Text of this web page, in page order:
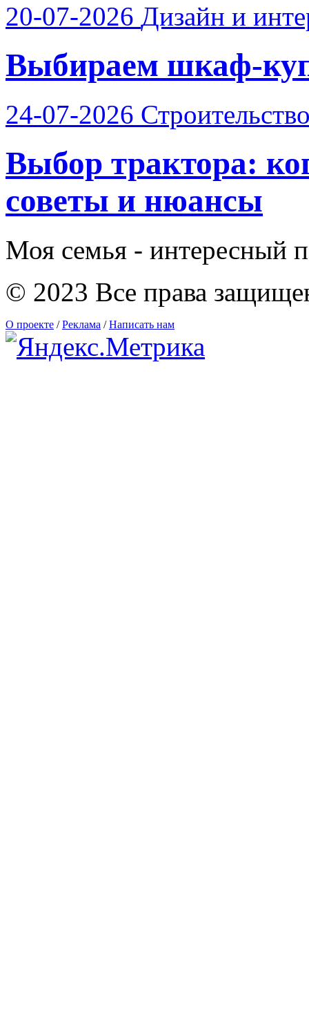
20-07-2026 Дизайн и
Выбираем шкаф-
24-07-2026
Выбор трактора:
советы и нюансы
Моя семья - интересный
© 2023 Все права
О проекте / Реклама / Написать нам